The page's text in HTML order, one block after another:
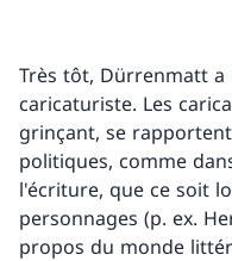
Très tôt, Dürrenmatt
caricaturiste. Les
grinçant, se
politiques, comme
l'écriture, que ce soit
personnages (p. ex.
propos du monde